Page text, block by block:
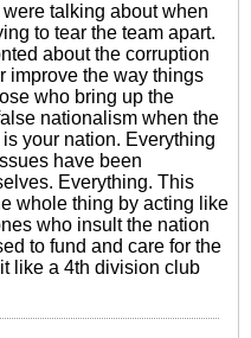
talking about when
to tear the team apart.
about the corruption
improve the way things
who bring up the
nationalism when the
your nation. Everything
have been
Everything. This
whole thing by acting like
who insult the nation
to fund and care for the
like a 4th division club